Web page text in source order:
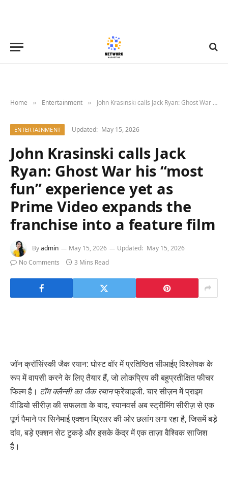
Home » Entertainment » John Krasinski calls Jack Ryan: Ghost War his “most fun” experience yet as Prime Video expands the franchise into a feature film
ENTERTAINMENT Updated: May 15, 2026
John Krasinski calls Jack
Ryan: Ghost War his “most
fun” experience yet as
Prime Video expands the
franchise into a feature film
Byadmin May 15, 2026 Updated: May 15, 2026
No Comments
3 Mins Read
जॉन क्रॉसिंस्की जैक रयान: घोस्ट वॉर में प्रतिष्ठित सीआईए विश्लेषक के
रूप में वापसी करने के लिए तैयार हैं, जो लोकप्रिय की बहुप्रतीक्षित फीचर
फिल्म है। टॉम क्लैन्सी का जैक रयानफ्रेंचाइजी. चार सीज़न में प्राइम
वीडियो सीरीज़ की सफलता के बाद, रयानवर्स अब स्ट्रीमिंग सीरीज़ से एक
पूर्ण पैमाने पर सिनेमाई एक्शन थ्रिलर की ओर छलांग लगा रहा है, जिसमें बड़े
दांव, बड़े एक्शन सेट टुकड़े और इसके केंद्र में एक ताज़ा वैश्विक साजिश
है।